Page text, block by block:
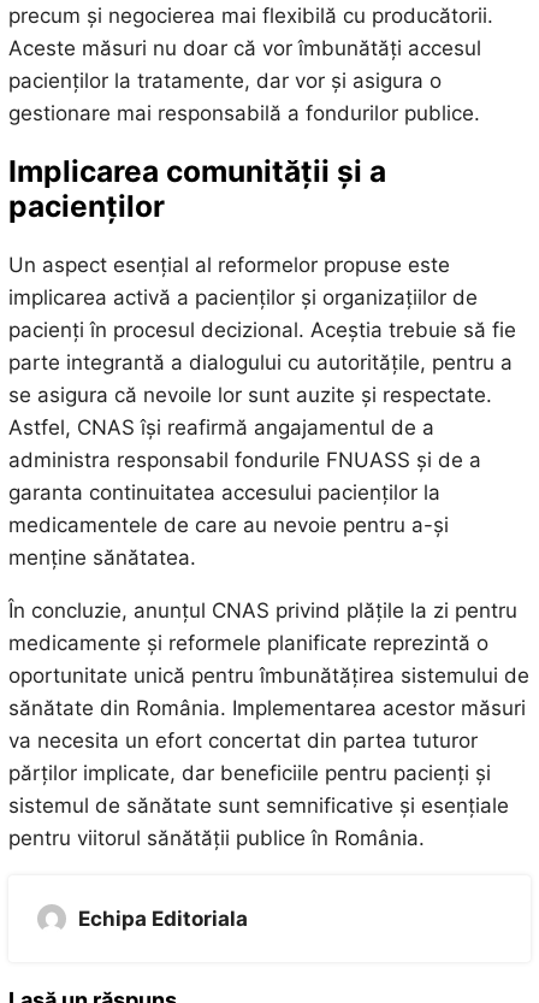
precum și negocierea mai flexibilă cu producătorii.
Aceste măsuri nu doar că vor îmbunătăți accesul
pacienților la tratamente, dar vor și asigura o
gestionare mai responsabilă a fondurilor publice.
Implicarea comunității și a
pacienților
Un aspect esențial al reformelor propuse este
implicarea activă a pacienților și organizațiilor de
pacienți în procesul decizional. Aceștia trebuie să fie
parte integrantă a dialogului cu autoritățile, pentru a
se asigura că nevoile lor sunt auzite și respectate.
Astfel, CNAS își reafirmă angajamentul de a
administra responsabil fondurile FNUASS și de a
garanta continuitatea accesului pacienților la
medicamentele de care au nevoie pentru a-și
menține sănătatea.
În concluzie, anunțul CNAS privind plățile la zi pentru
medicamente și reformele planificate reprezintă o
oportunitate unică pentru îmbunătățirea sistemului de
sănătate din România. Implementarea acestor măsuri
va necesita un efort concertat din partea tuturor
părților implicate, dar beneficiile pentru pacienți și
sistemul de sănătate sunt semnificative și esențiale
pentru viitorul sănătății publice în România.
Echipa Editoriala